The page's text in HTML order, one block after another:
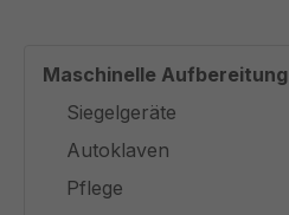
Maschinelle Aufbereitung
Siegelgeräte
Autoklaven
Pflege